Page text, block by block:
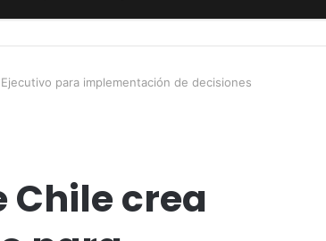
para implementación de decisiones
Chile crea